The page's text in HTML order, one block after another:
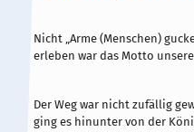
Nicht „Arme (Menschen)
erleben war das Motto
Der Weg war nicht zufällig
ging es hinunter von der